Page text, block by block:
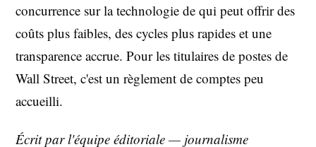
concurrence sur la technologie de qui peut offrir des
coûts plus faibles, des cycles plus rapides et une
transparence accrue. Pour les titulaires de postes de
Wall Street, c'est un règlement de comptes peu
accueilli.
Écrit par l'équipe éditoriale — journalisme